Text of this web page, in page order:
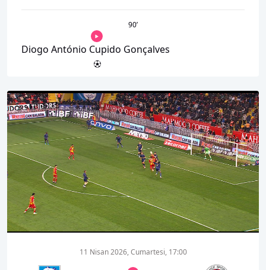
90’
Diogo António Cupido Gonçalves
00:01 00:00
11 Nisan 2026, Cumartesi, 17:00